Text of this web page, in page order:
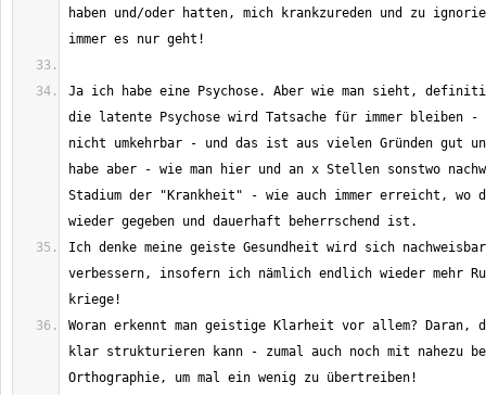
haben und/oder hatten, mich krankzureden und zu
Ja ich habe eine Psychose. Aber wie man sieht,
die latente Psychose wird Tatsache für immer
nicht umkehrbar - und das ist aus vielen Gründen gut
habe aber - wie man hier und an x Stellen sonstwo
Stadium der "Krankheit" - wie auch immer erreicht, wo
Ich denke meine geiste Gesundheit wird sich
verbessern, insofern ich nämlich endlich wieder mehr
Woran erkennt man geistige Klarheit vor allem? Daran,
klar strukturieren kann - zumal auch noch mit nahezu